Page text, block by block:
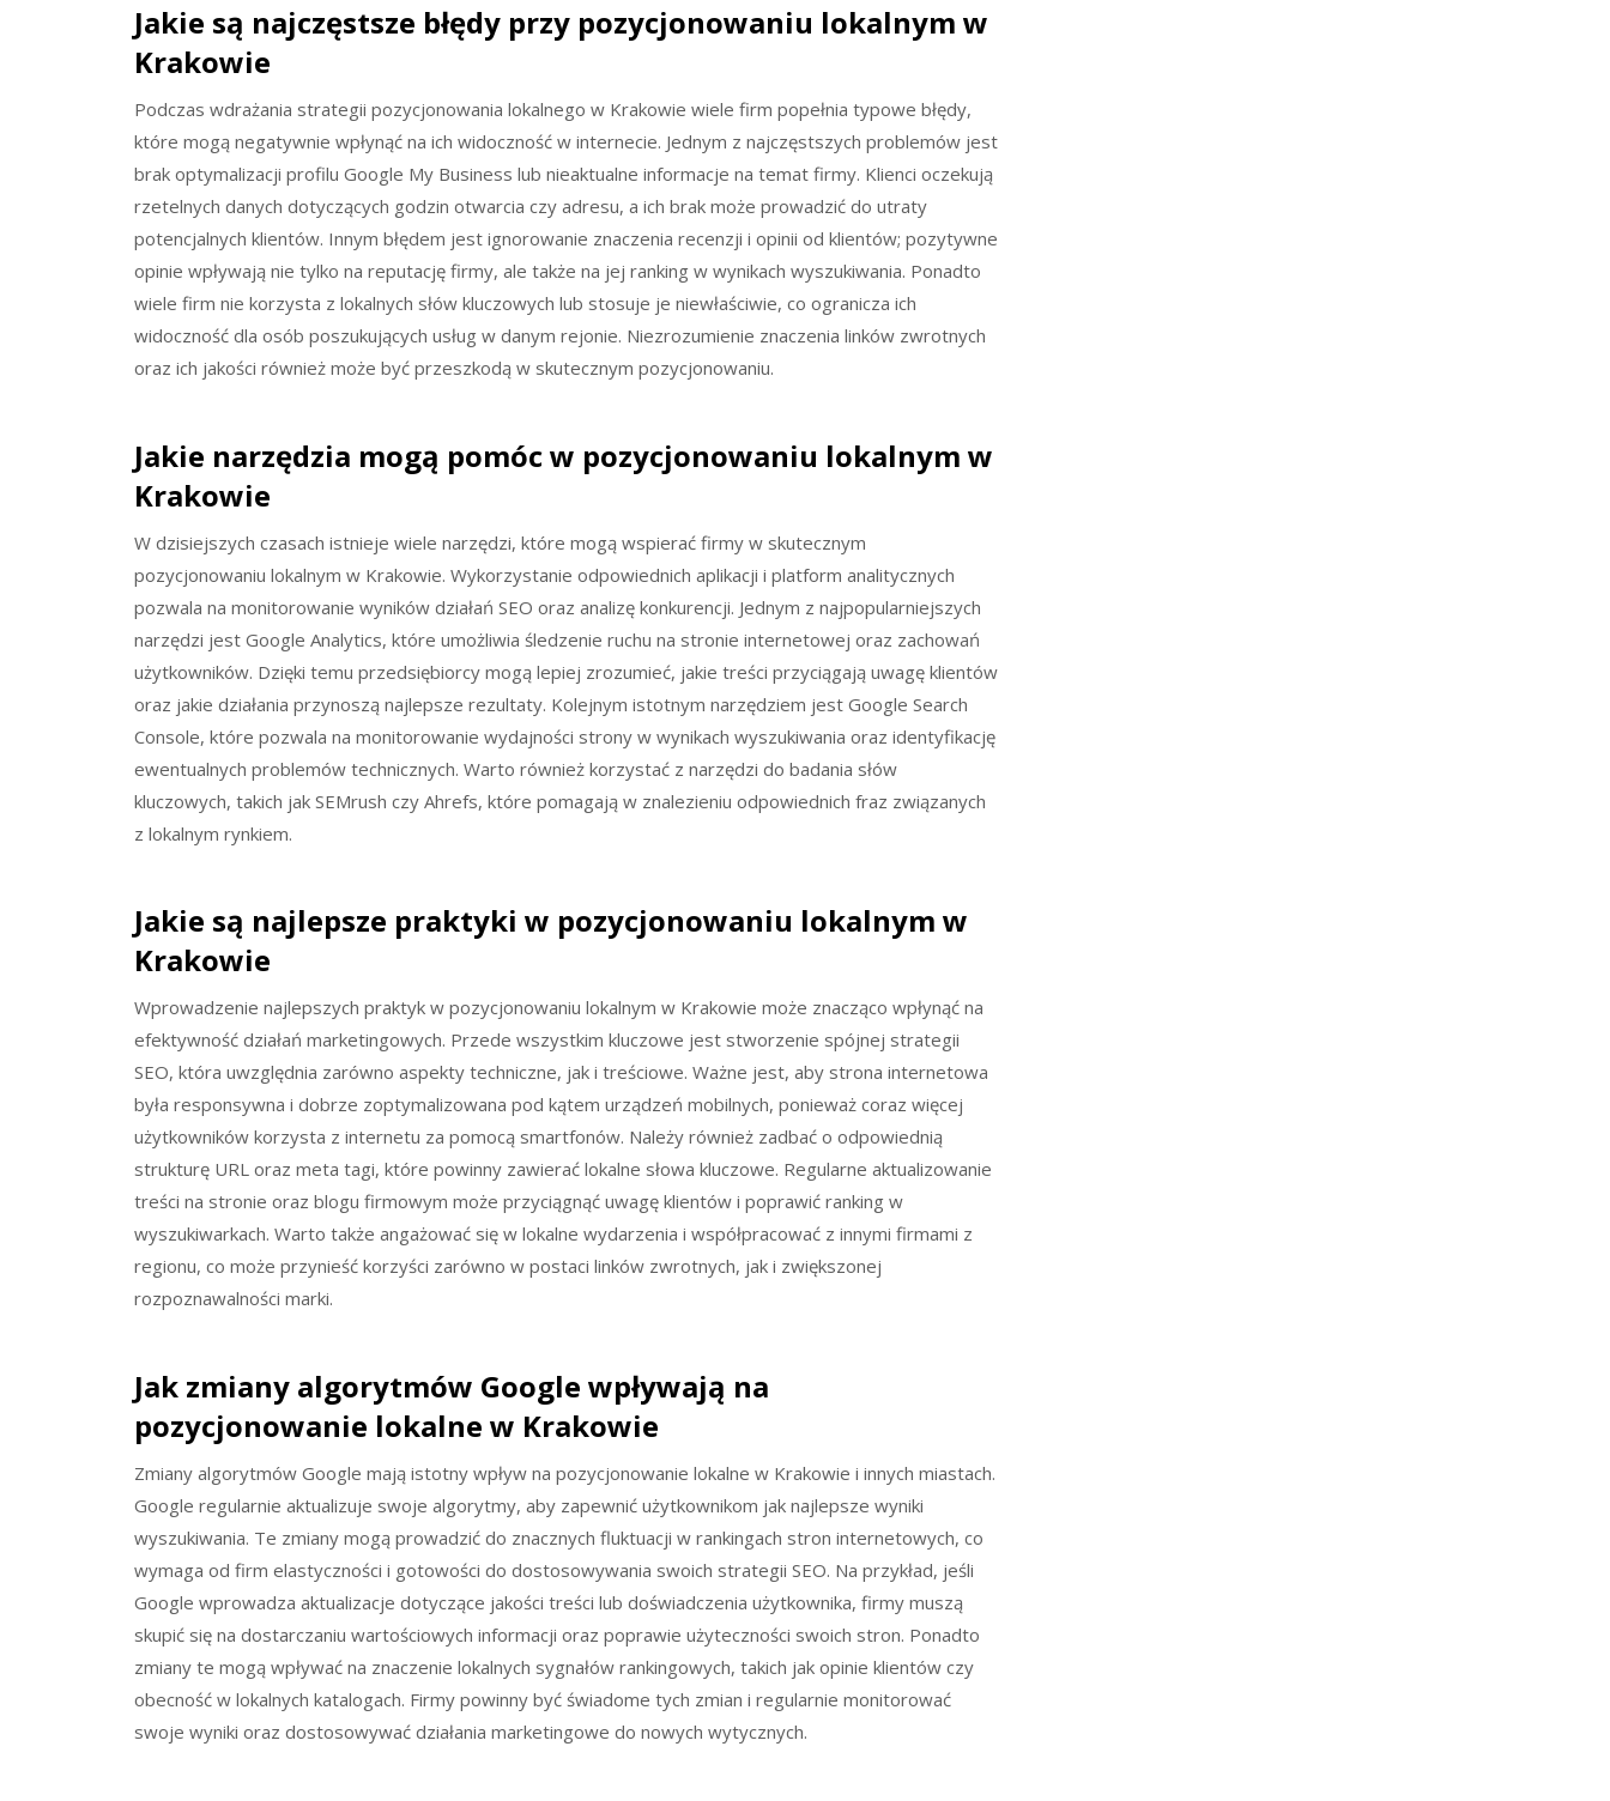
Jakie są najczęstsze błędy przy pozycjonowaniu lokalnym w
Krakowie
Podczas wdrażania strategii pozycjonowania lokalnego w Krakowie wiele firm popełnia typowe błędy,
które mogą negatywnie wpłynąć na ich widoczność w internecie. Jednym z najczęstszych problemów jest
brak optymalizacji profilu Google My Business lub nieaktualne informacje na temat firmy. Klienci oczekują
rzetelnych danych dotyczących godzin otwarcia czy adresu, a ich brak może prowadzić do utraty
potencjalnych klientów. Innym błędem jest ignorowanie znaczenia recenzji i opinii od klientów; pozytywne
opinie wpływają nie tylko na reputację firmy, ale także na jej ranking w wynikach wyszukiwania. Ponadto
wiele firm nie korzysta z lokalnych słów kluczowych lub stosuje je niewłaściwie, co ogranicza ich
widoczność dla osób poszukujących usług w danym rejonie. Niezrozumienie znaczenia linków zwrotnych
oraz ich jakości również może być przeszkodą w skutecznym pozycjonowaniu.
Jakie narzędzia mogą pomóc w pozycjonowaniu lokalnym w
Krakowie
W dzisiejszych czasach istnieje wiele narzędzi, które mogą wspierać firmy w skutecznym
pozycjonowaniu lokalnym w Krakowie. Wykorzystanie odpowiednich aplikacji i platform analitycznych
pozwala na monitorowanie wyników działań SEO oraz analizę konkurencji. Jednym z najpopularniejszych
narzędzi jest Google Analytics, które umożliwia śledzenie ruchu na stronie internetowej oraz zachowań
użytkowników. Dzięki temu przedsiębiorcy mogą lepiej zrozumieć, jakie treści przyciągają uwagę klientów
oraz jakie działania przynoszą najlepsze rezultaty. Kolejnym istotnym narzędziem jest Google Search
Console, które pozwala na monitorowanie wydajności strony w wynikach wyszukiwania oraz identyfikację
ewentualnych problemów technicznych. Warto również korzystać z narzędzi do badania słów
kluczowych, takich jak SEMrush czy Ahrefs, które pomagają w znalezieniu odpowiednich fraz związanych
z lokalnym rynkiem.
Jakie są najlepsze praktyki w pozycjonowaniu lokalnym w
Krakowie
Wprowadzenie najlepszych praktyk w pozycjonowaniu lokalnym w Krakowie może znacząco wpłynąć na
efektywność działań marketingowych. Przede wszystkim kluczowe jest stworzenie spójnej strategii
SEO, która uwzględnia zarówno aspekty techniczne, jak i treściowe. Ważne jest, aby strona internetowa
była responsywna i dobrze zoptymalizowana pod kątem urządzeń mobilnych, ponieważ coraz więcej
użytkowników korzysta z internetu za pomocą smartfonów. Należy również zadbać o odpowiednią
strukturę URL oraz meta tagi, które powinny zawierać lokalne słowa kluczowe. Regularne aktualizowanie
treści na stronie oraz blogu firmowym może przyciągnąć uwagę klientów i poprawić ranking w
wyszukiwarkach. Warto także angażować się w lokalne wydarzenia i współpracować z innymi firmami z
regionu, co może przynieść korzyści zarówno w postaci linków zwrotnych, jak i zwiększonej
rozpoznawalności marki.
Jak zmiany algorytmów Google wpływają na
pozycjonowanie lokalne w Krakowie
Zmiany algorytmów Google mają istotny wpływ na pozycjonowanie lokalne w Krakowie i innych miastach.
Google regularnie aktualizuje swoje algorytmy, aby zapewnić użytkownikom jak najlepsze wyniki
wyszukiwania. Te zmiany mogą prowadzić do znacznych fluktuacji w rankingach stron internetowych, co
wymaga od firm elastyczności i gotowości do dostosowywania swoich strategii SEO. Na przykład, jeśli
Google wprowadza aktualizacje dotyczące jakości treści lub doświadczenia użytkownika, firmy muszą
skupić się na dostarczaniu wartościowych informacji oraz poprawie użyteczności swoich stron. Ponadto
zmiany te mogą wpływać na znaczenie lokalnych sygnałów rankingowych, takich jak opinie klientów czy
obecność w lokalnych katalogach. Firmy powinny być świadome tych zmian i regularnie monitorować
swoje wyniki oraz dostosowywać działania marketingowe do nowych wytycznych.